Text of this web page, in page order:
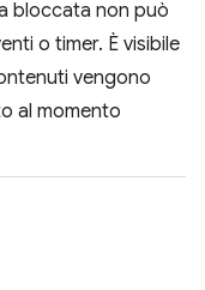
bloccata non può
o timer. È visibile
vengono
al momento